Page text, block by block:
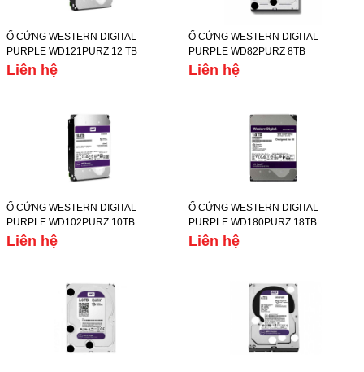
Ổ CỨNG WESTERN DIGITAL
PURPLE WD121PURZ 12 TB
Liên hệ
Ổ CỨNG WESTERN DIGITAL
PURPLE WD82PURZ 8TB
Liên hệ
Ổ CỨNG WESTERN DIGITAL
PURPLE WD102PURZ 10TB
Liên hệ
Ổ CỨNG WESTERN DIGITAL
PURPLE WD180PURZ 18TB
Liên hệ